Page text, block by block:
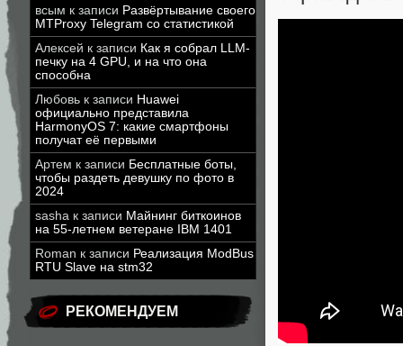
всым к записи Развёртывание своего
MTProxy Telegram со статистикой
Алексей к записи Как я собрал LLM-
печку на 4 GPU, и на что она
способна
Любовь к записи Huawei
официально представила
HarmonyOS 7: какие смартфоны
получат её первыми
Артем к записи Бесплатные боты,
чтобы раздеть девушку по фото в
2024
sasha к записи Майнинг биткоинов
на 55-летнем ветеране IBM 1401
Roman к записи Реализация ModBus
RTU Slave на stm32
РЕКОМЕНДУЕМ